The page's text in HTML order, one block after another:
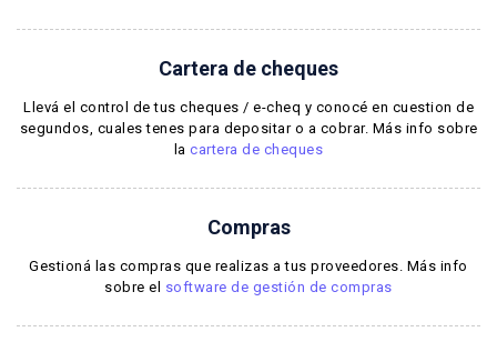
Cartera de cheques
Llevá el control de tus cheques / e-cheq y conocé en cuestion de
segundos, cuales tenes para depositar o a cobrar. Más info sobre
lacartera de cheques
Compras
Gestioná las compras que realizas a tus proveedores. Más info
sobre el software de gestión de compras